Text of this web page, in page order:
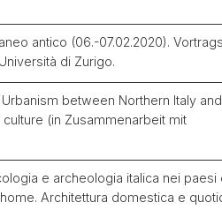
antico (06.-07.02.2020).
di Zurigo.
between Northern Italy
(in Zusammenarbeit mit
e archeologia italica nei paesi
Architettura domestica e